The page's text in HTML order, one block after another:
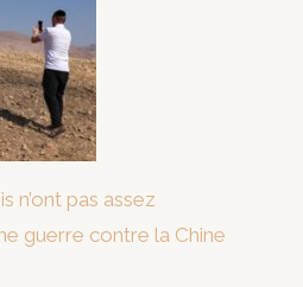
n’ont pas assez
guerre contre la Chine